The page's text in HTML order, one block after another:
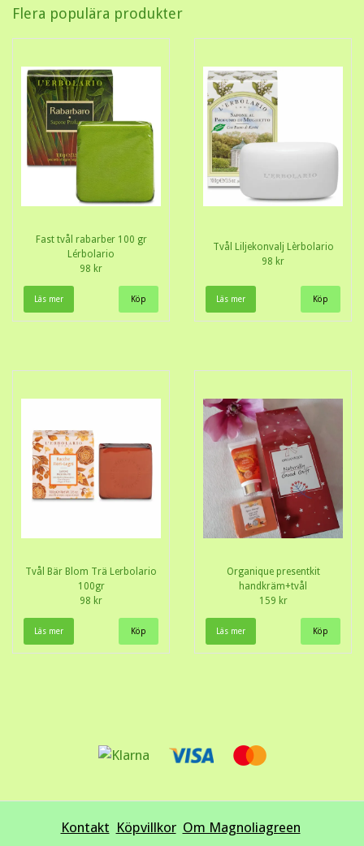
Flera populära produkter
Fast tvål rabarber 100 gr
Lérbolario
98 kr
Läs mer
Tvål Liljekonvalj Lèrbolario
98 kr
Läs mer
Tvål Bär Blom Trä Lerbolario
100gr
98 kr
Läs mer
Organique presentkit
handkräm+tvål
159 kr
Läs mer
Kontakt Köpvillkor Om Magnoliagreen